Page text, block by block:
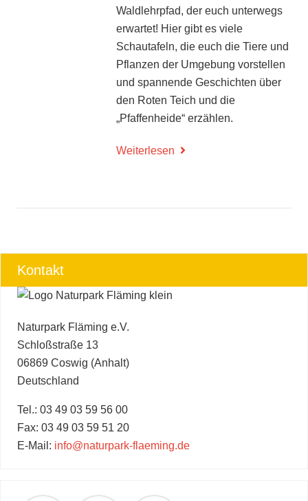
Waldlehrpfad, der euch unterwegs
erwartet! Hier gibt es viele
Schautafeln, die euch die Tiere und
Pflanzen der Umgebung vorstellen
und spannende Geschichten über
den Roten Teich und die
„Pfaffenheide“ erzählen.
Weiterlesen
Kontakt
Naturpark Fläming e.V.
Schloßstraße 13
06869 Coswig (Anhalt)
Deutschland
Tel.: 03 49 03 59 56 00
Fax: 03 49 03 59 51 20
E-Mail: info@naturpark-flaeming.de